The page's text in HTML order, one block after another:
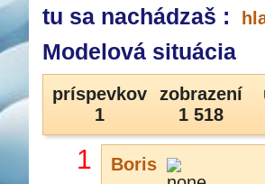
tu sa nachádzaš :
Modelová situácia
príspevkov
1
zobrazení
1 518
1 Boris